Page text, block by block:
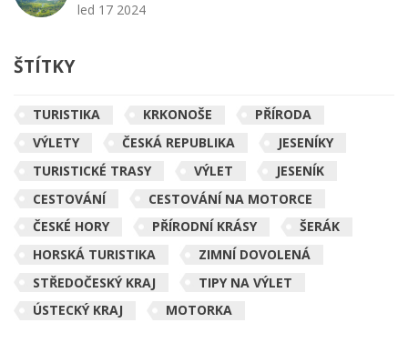
led 17 2024
ŠTÍTKY
TURISTIKA KRKONOŠE
PŘÍRODA
VÝLETY
ČESKÁ REPUBLIKA
JESENÍKY
TURISTICKÉ TRASY
VÝLET
JESENÍK
CESTOVÁNÍ
CESTOVÁNÍ NA MOTORCE
ČESKÉ HORY
PŘÍRODNÍ KRÁSY
ŠERÁK
HORSKÁ TURISTIKA
ZIMNÍ DOVOLENÁ
STŘEDOČESKÝ KRAJ
TIPY NA VÝLET
ÚSTECKÝ KRAJ
MOTORKA